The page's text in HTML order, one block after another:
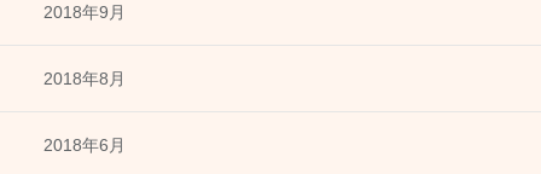
2018年9月
2018年8月
2018年6月